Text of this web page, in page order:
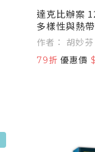
達克比辦案
多樣性與熱
作者： 胡妙芬
79折 優惠價